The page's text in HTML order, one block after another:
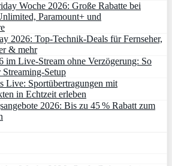
Woche 2026: Große Rabatte bei
Paramount+ und
2026: Top-Technik-Deals für Fernseher,
& mehr
im Live-Stream ohne Verzögerung: So
Setup
Live: Sportübertragungen mit
in Echtzeit erleben
2026: Bis zu 45 % Rabatt zum